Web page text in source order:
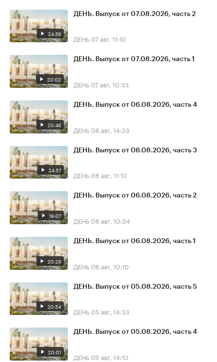
24:56
ДЕНЬ. Выпуск от 07.08.2026, часть 2
ДЕНЬ 07 авг, 11:10
20:02
ДЕНЬ. Выпуск от 07.08.2026, часть 1
ДЕНЬ 07 авг, 10:33
20:46
ДЕНЬ. Выпуск от 06.08.2026, часть 4
ДЕНЬ 06 авг, 14:33
24:57
ДЕНЬ. Выпуск от 06.08.2026, часть 3
ДЕНЬ 06 авг, 11:10
19:07
ДЕНЬ. Выпуск от 06.08.2026, часть 2
ДЕНЬ 06 авг, 10:34
20:29
ДЕНЬ. Выпуск от 06.08.2026, часть 1
ДЕНЬ 06 авг, 10:10
20:54
ДЕНЬ. Выпуск от 05.08.2026, часть 5
ДЕНЬ 05 авг, 14:33
20:01
ДЕНЬ. Выпуск от 05.08.2026, часть 4
ДЕНЬ 05 авг, 14:10